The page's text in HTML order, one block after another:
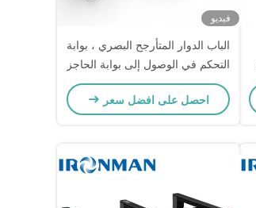
فيديو
الباب الدوار المتأرجح البصري ، بوابة
التحكم في الوصول إلى بوابة الحاجز
احصل على افضل سعر